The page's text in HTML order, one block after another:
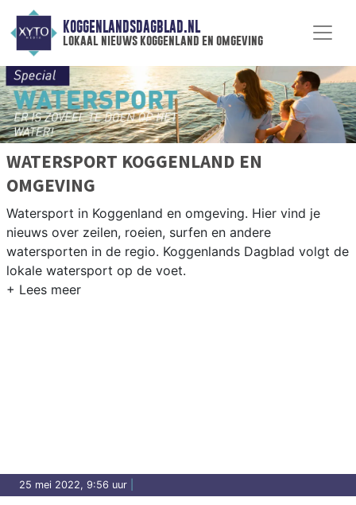
KOGGENLANDSDAGBLAD.NL
lokaal nieuws koggenland en omgeving
WATERSPORT KOGGENLAND EN
OMGEVING
Watersport in Koggenland en omgeving. Hier vind je
nieuws over zeilen, roeien, surfen en andere
watersporten in de regio. Koggenlands Dagblad volgt de
lokale watersport op de voet.
25 mei 2022, 9:56 uur